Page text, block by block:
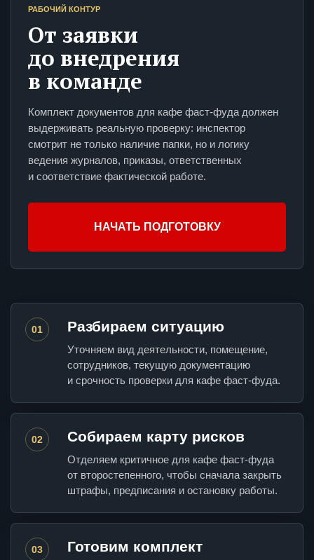
РАБОЧИЙ КОНТУР
От заявки
до внедрения
в команде
Комплект документов для кафе фаст-фуда должен
выдерживать реальную проверку: инспектор
смотрит не только наличие папки, но и логику
ведения журналов, приказы, ответственных
и соответствие фактической работе.
НАЧАТЬ ПОДГОТОВКУ
01 Разбираем ситуацию
Уточняем вид деятельности, помещение,
сотрудников, текущую документацию
и срочность проверки для кафе фаст-фуда.
02 Собираем карту рисков
Отделяем критичное для кафе фаст-фуда
от второстепенного, чтобы сначала закрыть
штрафы, предписания и остановку работы.
03 Готовим комплект